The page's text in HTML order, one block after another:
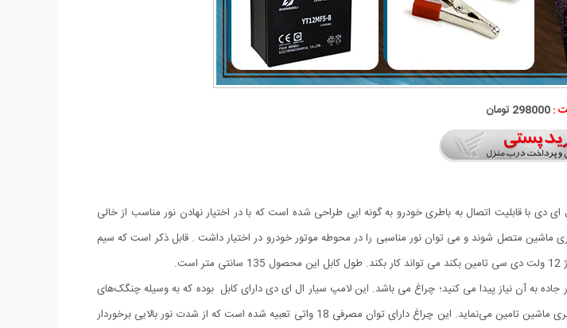
:298000 تومان
با قابلیت اتصال به باطری خودرو به گونه ایی طراحی شده است که با در اختیار نهادن نور مناسب از خالی
ماشین متصل شوند و می توان نور مناسبی را در محوطه موتور خودرو در اختیار داشت . قابل ذکر است که سیم
به آن نیاز پیدا می کنید؛ چراغ می باشد. این لامپ سیار ال ای دی دارای کابل بوده که به وسیله چنگک‌های
تعبیه شده در آن به دو سر مثبت و منفی باطری ماشین شما می‌خورد و برق مورد نیاز خود را از باطری ماشین تامین می‌نماید. این چراغ دارای توان مصرفی 18 واتی تعبیه شده است که از شدت نور بالایی برخوردار